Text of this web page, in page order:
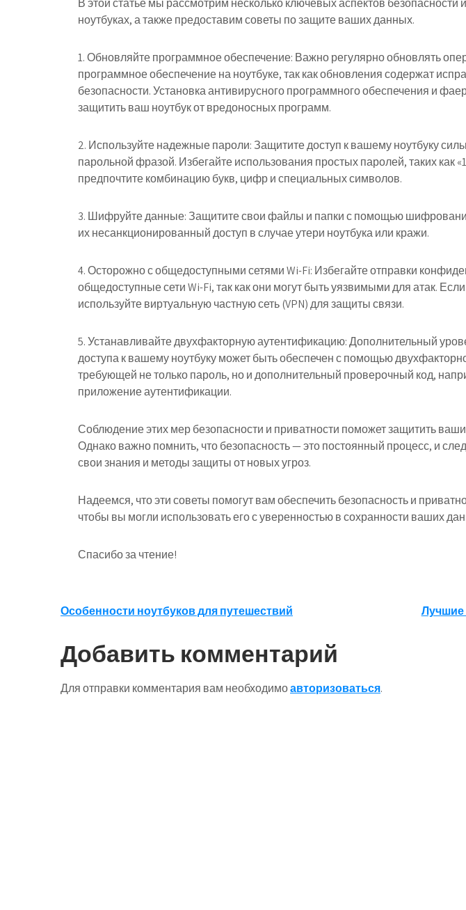
В этой статье мы рассмотрим несколько ключевых аспектов безопасности
ноутбуках, а также предоставим советы по защите ваших данных.
1. Обновляйте программное обеспечение: Важно регулярно обновлять
программное обеспечение на ноутбуке, так как обновления содержат
безопасности. Установка антивирусного программного обеспечения и
защитить ваш ноутбук от вредоносных программ.
2. Используйте надежные пароли: Защитите доступ к вашему ноутбуку
парольной фразой. Избегайте использования простых паролей, таких как
предпочтите комбинацию букв, цифр и специальных символов.
3. Шифруйте данные: Защитите свои файлы и папки с помощью
их несанкционированный доступ в случае утери ноутбука или кражи.
4. Осторожно с общедоступными сетями Wi-Fi: Избегайте отправки
общедоступные сети Wi-Fi, так как они могут быть уязвимыми для атак.
используйте виртуальную частную сеть (VPN) для защиты связи.
5. Устанавливайте двухфакторную аутентификацию: Дополнительный
доступа к вашему ноутбуку может быть обеспечен с помощью
требующей не только пароль, но и дополнительный проверочный код,
приложение аутентификации.
Соблюдение этих мер безопасности и приватности поможет защитить
Однако важно помнить, что безопасность — это постоянный процесс, и
свои знания и методы защиты от новых угроз.
Надеемся, что эти советы помогут вам обеспечить безопасность и
чтобы вы могли использовать его с уверенностью в сохранности ваших
Спасибо за чтение!
Навигация
по
записям
Особенности ноутбуков для путешествий Лучшие
Добавить комментарий
Для отправки комментария вам необходимоавторизоваться.